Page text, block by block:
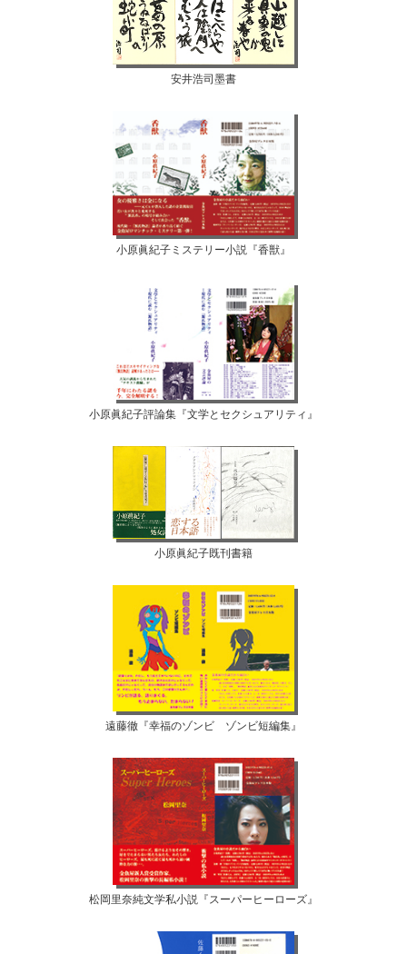
安井浩司墨書
小原眞紀子ミステリー小説『香獣』
小原眞紀子評論集『文学とセクシュアリティ』
小原眞紀子既刊書籍
遠藤徹『幸福のゾンビ ゾンビ短編集』
松岡里奈純文学私小説『スーパーヒーローズ』